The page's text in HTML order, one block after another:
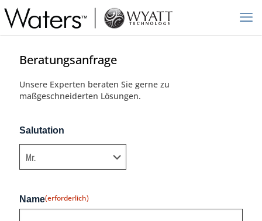
Beratungsanfrage
Unsere Experten beraten Sie gerne zu
maßgeschneiderten Lösungen.
Salutation
Name(erforderlich)